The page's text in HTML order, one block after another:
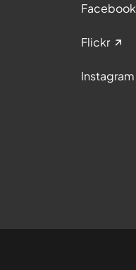
Facebook
Flickr
Instagram